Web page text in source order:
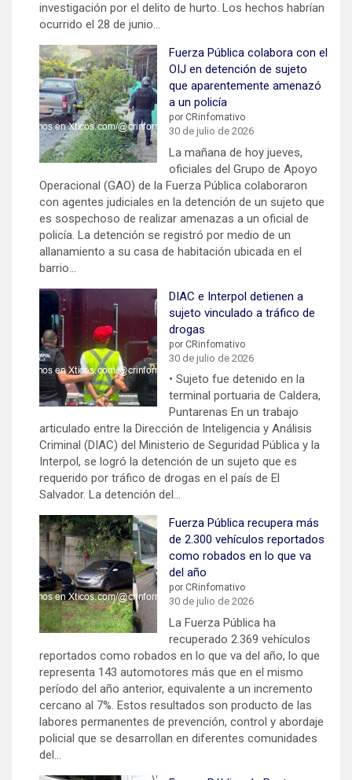
investigación por el delito de hurto. Los hechos habrían
ocurrido el 28 de junio…
Fuerza Pública colabora con el
OIJ en detención de sujeto
que aparentemente amenazó
a un policía
por CRinfomativo
30 de julio de 2026
La mañana de hoy jueves,
oficiales del Grupo de Apoyo
Operacional (GAO) de la Fuerza Pública colaboraron
con agentes judiciales en la detención de un sujeto que
es sospechoso de realizar amenazas a un oficial de
policía. La detención se registró por medio de un
allanamiento a su casa de habitación ubicada en el
barrio…
DIAC e Interpol detienen a
sujeto vinculado a tráfico de
drogas
por CRinfomativo
30 de julio de 2026
• Sujeto fue detenido en la
terminal portuaria de Caldera,
Puntarenas En un trabajo
articulado entre la Dirección de Inteligencia y Análisis
Criminal (DIAC) del Ministerio de Seguridad Pública y la
Interpol, se logró la detención de un sujeto que es
requerido por tráfico de drogas en el país de El
Salvador. La detención del…
Fuerza Pública recupera más
de 2.300 vehículos reportados
como robados en lo que va
del año
por CRinfomativo
30 de julio de 2026
La Fuerza Pública ha
recuperado 2.369 vehículos
reportados como robados en lo que va del año, lo que
representa 143 automotores más que en el mismo
período del año anterior, equivalente a un incremento
cercano al 7%. Estos resultados son producto de las
labores permanentes de prevención, control y abordaje
policial que se desarrollan en diferentes comunidades
del…